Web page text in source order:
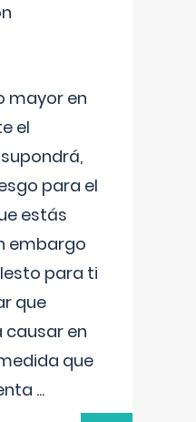
mayor en
el
para el
estás
embargo
para ti
que
causar en
que
...